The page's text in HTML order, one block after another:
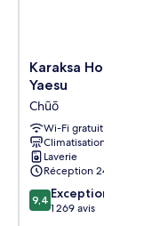
Karaksa
Hotel
Colors
Tokyo
Yaesu
Chūō
Karaksa Hotel
Yaesu
Chūō
Wi-Fi gratuit
Climatisation
Laverie
Réception 24 h/24
9.4
sur
9,4 Exceptionnel
1 269 avis